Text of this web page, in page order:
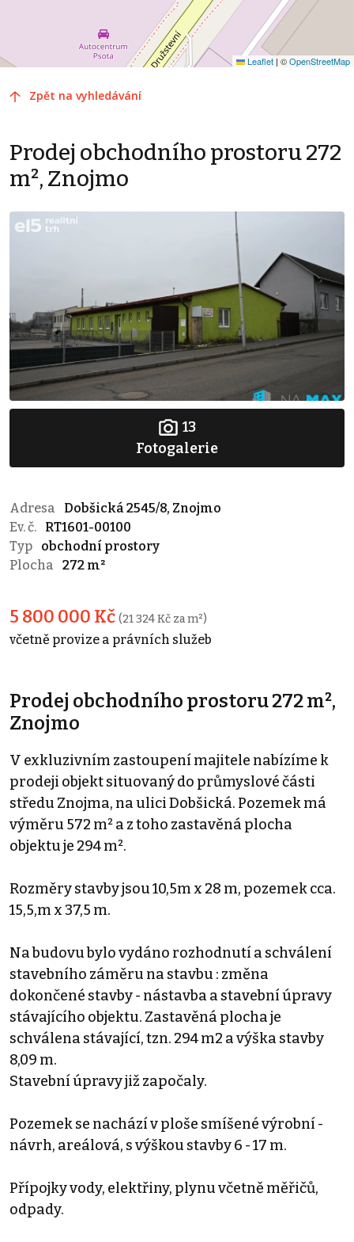
Leaflet | ©OpenStreetMap
Zpět na vyhledávání
Prodej obchodního prostoru 272
m², Znojmo
13
Fotogalerie
Adresa
Dobšická 2545/8, Znojmo
Ev. č.
RT1601-00100
Typ
obchodní prostory
Plocha
272 m²
5 800 000 Kč (21 324 Kč za m²)
včetně provize a právních služeb
Prodej obchodního prostoru 272 m²,
Znojmo
V exkluzivním zastoupení majitele nabízíme k
prodeji objekt situovaný do průmyslové části
středu Znojma, na ulici Dobšická. Pozemek má
výměru 572 m² a z toho zastavěná plocha
objektu je 294 m².
Rozměry stavby jsou 10,5m x 28 m, pozemek cca.
15,5,m x 37,5 m.
Na budovu bylo vydáno rozhodnutí a schválení
stavebního záměru na stavbu : změna
dokončené stavby - nástavba a stavební úpravy
stávajícího objektu. Zastavěná plocha je
schválena stávající, tzn. 294 m2 a výška stavby
8,09 m.
Stavební úpravy již započaly.
Pozemek se nachází v ploše smíšené výrobní -
návrh, areálová, s výškou stavby 6 - 17 m.
Přípojky vody, elektřiny, plynu včetně měřičů,
odpady.